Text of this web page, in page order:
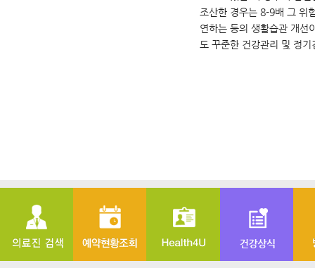
조산한 경우는 8-9배 그 위
연하는 등의 생활습관 개선
도 꾸준한 건강관리 및 정